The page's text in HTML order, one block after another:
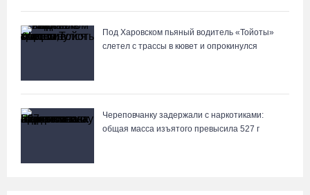
Под Харовском пьяный водитель «Тойоты»
слетел с трассы в кювет и опрокинулся
Череповчанку задержали с наркотиками:
общая масса изъятого превысила 527 г